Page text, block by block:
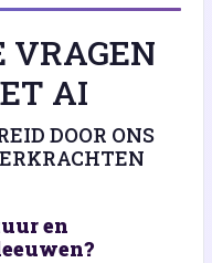
VRAGEN
AI
DOOR ONS
en